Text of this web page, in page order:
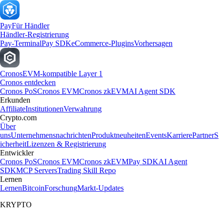
PayFür Händler
Händler-Registrierung
Pay-TerminalPay SDKeCommerce-PluginsVorhersagen
CronosEVM-kompatible Layer 1
Cronos entdecken
Cronos PoSCronos EVMCronos zkEVMAI Agent SDK
Erkunden
AffiliateInstitutionenVerwahrung
Crypto.com
Über
unsUnternehmensnachrichtenProduktneuheitenEventsKarrierePartnerS
icherheitLizenzen & Registrierung
Entwickler
Cronos PoSCronos EVMCronos zkEVMPay SDKAI Agent
SDKMCP ServersTrading Skill Repo
Lernen
LernenBitcoinForschungMarkt-Updates
KRYPTO